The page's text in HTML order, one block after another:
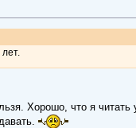
Хорошо, что я читать